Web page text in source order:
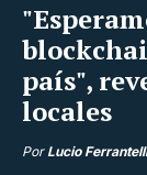
país",
locales
Por Lucio Ferrantelli